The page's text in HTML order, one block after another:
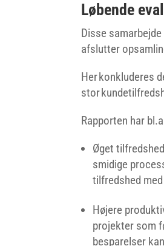
Løbende
Disse
afslutter
Her konkluderes
stor
Rapporten har
Øget
smidige
tilfredshed
Højere
projekter som
besparelser